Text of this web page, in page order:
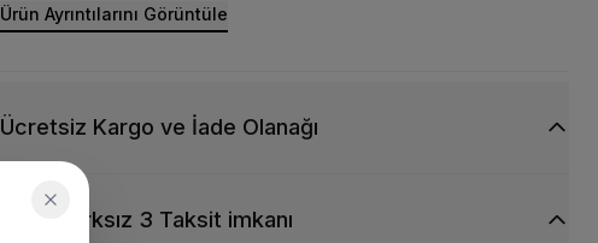
Ürün Ayrıntılarını Görüntüle
Ücretsiz Kargo ve İade Olanağı
Vade Farksız 3 Taksit imkanı